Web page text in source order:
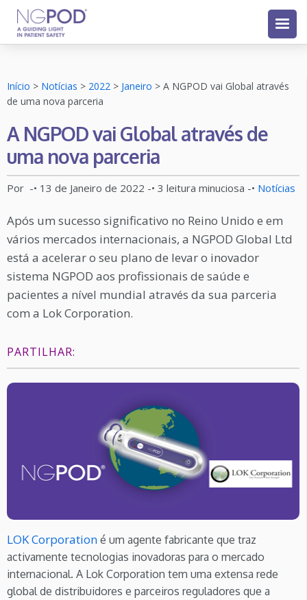
Início > Notícias > 2022 > Janeiro > A NGPOD vai Global através
de uma nova parceria
A NGPOD vai Global através de
uma nova parceria
Por -• 13 de Janeiro de 2022 -• 3 leitura minuciosa -• Notícias
Após um sucesso significativo no Reino Unido e em
vários mercados internacionais, a NGPOD Global Ltd
está a acelerar o seu plano de levar o inovador
sistema NGPOD aos profissionais de saúde e
pacientes a nível mundial através da sua parceria
com a Lok Corporation.
PARTILHAR:
LOK Corporation é um agente fabricante que traz
activamente tecnologias inovadoras para o mercado
internacional. A Lok Corporation tem uma extensa rede
global de distribuidores e parceiros reguladores que a